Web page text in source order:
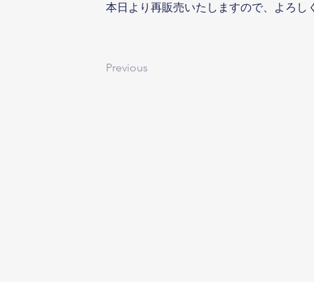
本日より再販売いたしますので、よろし
Previous